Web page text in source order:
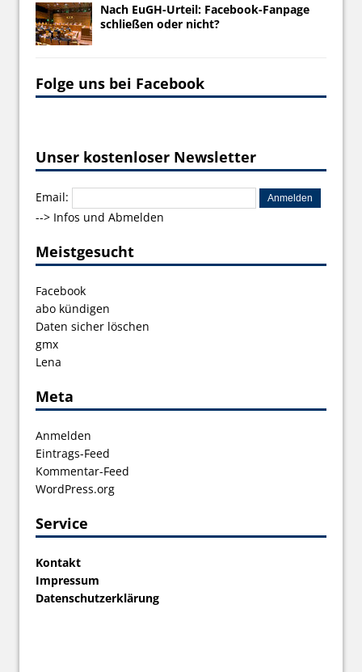
Nach EuGH-Urteil: Facebook-Fanpage
schließen oder nicht?
Folge uns bei Facebook
Unser kostenloser Newsletter
Email:
--> Infos und Abmelden
Meistgesucht
Facebook
abo kündigen
Daten sicher löschen
gmx
Lena
Meta
Anmelden
Eintrags-Feed
Kommentar-Feed
WordPress.org
Service
Kontakt
Impressum
Datenschutzerklärung